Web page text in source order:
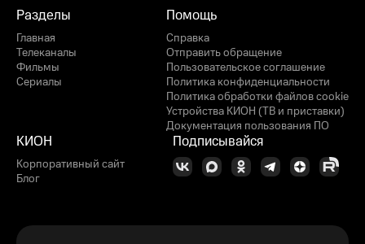
Разделы
Главная
Телеканалы
Фильмы
Сериалы
Помощь
Справка
Отправить обращение
Пользовательское соглашение
Политика конфиденциальности
Политика обработки файлов cookie
Устройства КИОН (ТВ и приставки)
Документация пользования ПО
КИОН
Корпоративный сайт
Блог
Подписывайся